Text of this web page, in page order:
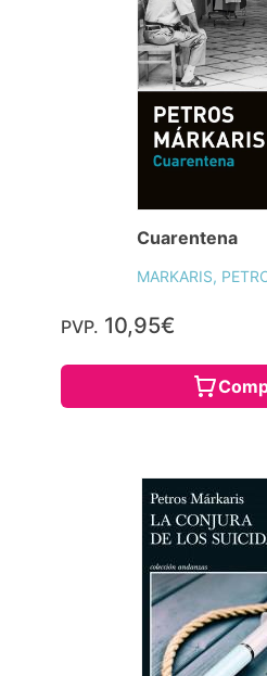
Cuarentena
MARKARIS,
PVP. 10,95€